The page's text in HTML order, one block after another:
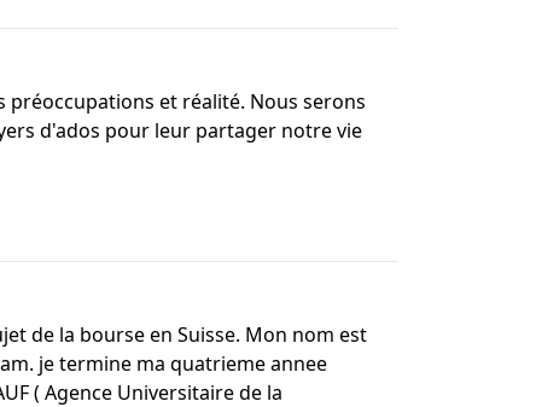
préoccupations et réalité. Nous serons
d'ados pour leur partager notre vie
de la bourse en Suisse. Mon nom est
je termine ma quatrieme annee
( Agence Universitaire de la